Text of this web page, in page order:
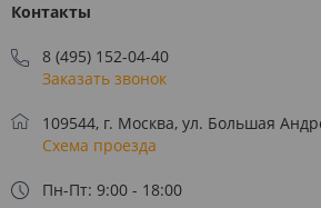
Контакты
8 (495) 152-04-40
Заказать звонок
109544, г. Москва, ул. Большая
Схема проезда
Пн-Пт: 9:00 - 18:00